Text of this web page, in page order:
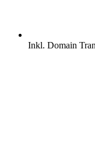
Inkl. Domain